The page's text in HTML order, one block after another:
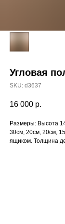
Угловая
SKU: d3637
16 000 р.
Размеры: Высота
30см, 20см, 20см,
ящиком. Толщина